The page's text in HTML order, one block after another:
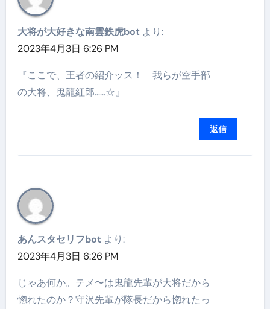
大将が大好きな南雲鉄虎bot より:
2023年4月3日 6:26 PM
『ここで、王者の紹介ッス！ 我らが空手部
の大将、鬼龍紅郎……☆』
返信
あんスタセリフbot より:
2023年4月3日 6:26 PM
じゃあ何か。テメ〜は鬼龍先輩が大将だから
惚れたのか？守沢先輩が隊長だから惚れたっ